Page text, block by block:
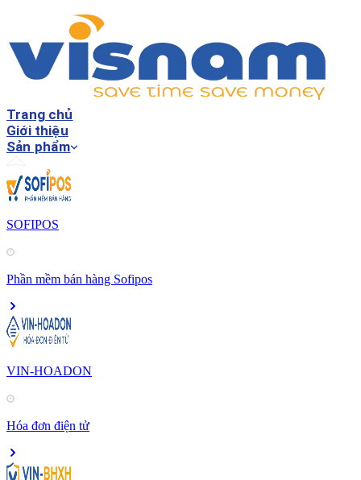
Trang chủ
Giới thiệu
Sản phẩm
SOFIPOS
Phần mềm bán hàng Sofipos
VIN-HOADON
Hóa đơn điện tử